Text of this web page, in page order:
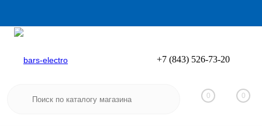
Вход
+7 (843) 526-73-20
0 0